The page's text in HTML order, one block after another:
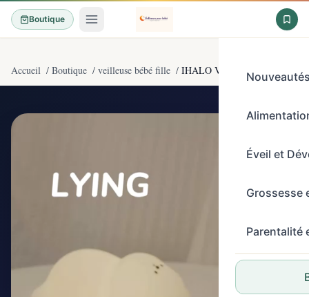
Boutique
Éveil et
Grossesse
Parentalité
Accueil / Boutique / veilleuse bébé fille / IHALO Veilleuse Bébé Ours, 7